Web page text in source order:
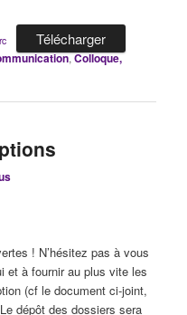
Télécharger
,Colloque,
! N’hésitez pas à vous
et à fournir au plus vite les
(cf le document ci-joint,
dépôt des dossiers sera